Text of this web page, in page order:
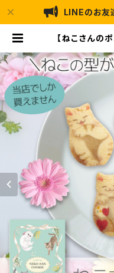
LINEのお友
【ねこさんの
ト | なかの
ートのり・